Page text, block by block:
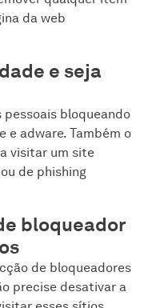
da web
e seja
pessoais bloqueando
e adware. Também o
visitar um site
de phishing
bloqueador
de bloqueadores
precise desativar a